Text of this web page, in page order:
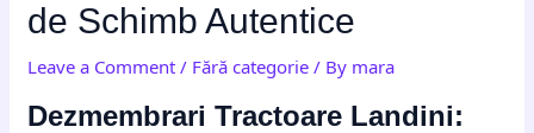
de Schimb Autentice
Leave a Comment / Fără categorie / By mara
Dezmembrari Tractoare Landini: